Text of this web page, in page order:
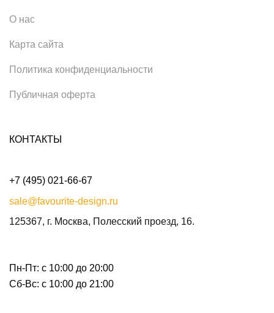
О нас
Карта сайта
Политика конфиденциальности
Публичная оферта
КОНТАКТЫ
+7 (495) 021-66-67
sale@favourite-design.ru
125367, г. Москва, Полесский проезд, 16.
Пн-Пт: с 10:00 до 20:00
Сб-Вс: с 10:00 до 21:00